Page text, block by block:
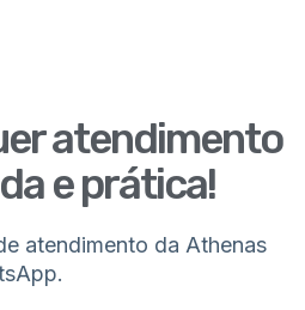
atendimento
e prática!
atendimento da Athenas